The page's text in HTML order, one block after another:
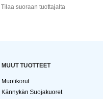
Tilaa suoraan tuottajalta
MUUT TUOTTEET
Muotikorut
Kännykän Suojakuoret